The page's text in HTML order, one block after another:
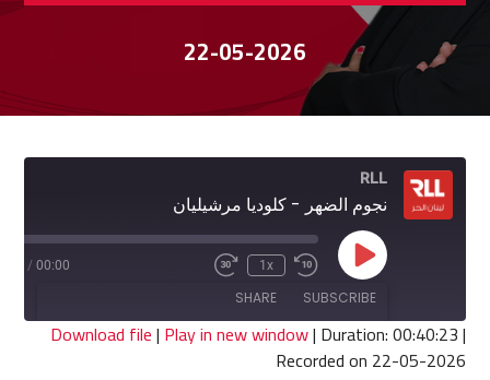
22-05-2026
RLL
نجوم الضهر - كلوديا مرشيليان
Play
Episode
Rewind
10
Seconds
1x
Fast
seconds
00:00
/
SUBSCRIBE
SHARE
SHARE
Download file| Play in new window| Duration: 00:40:23|
Recorded on 22-05-2026